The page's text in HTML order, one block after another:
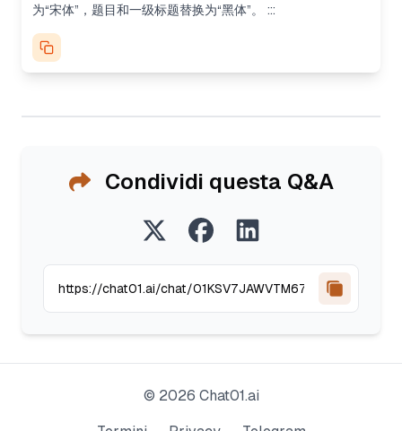
为“宋体”，题目和一级标题替换为“黑体”。 :::
Condividi questa Q&A
© 2026 Chat01.ai